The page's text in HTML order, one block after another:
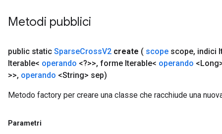
Metodi pubblici
public static SparseCrossV2 create ( scope scope, indici
Iterable< operando <?>>, forme Iterable< operando
>>, operando <String> sep)
Metodo factory per creare una classe che racchiude una
Parametri